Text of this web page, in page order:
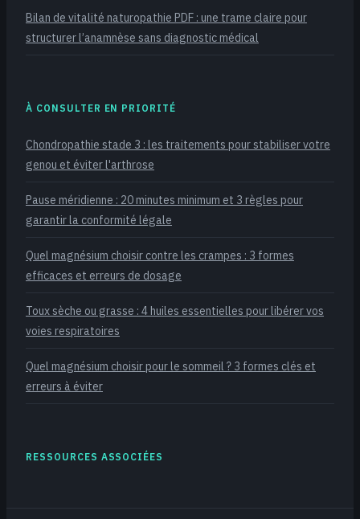
Bilan de vitalité naturopathie PDF : une trame claire pour
structurer l’anamnèse sans diagnostic médical
À CONSULTER EN PRIORITÉ
Chondropathie stade 3 : les traitements pour stabiliser votre
genou et éviter l'arthrose
Pause méridienne : 20 minutes minimum et 3 règles pour
garantir la conformité légale
Quel magnésium choisir contre les crampes : 3 formes
efficaces et erreurs de dosage
Toux sèche ou grasse : 4 huiles essentielles pour libérer vos
voies respiratoires
Quel magnésium choisir pour le sommeil ? 3 formes clés et
erreurs à éviter
RESSOURCES ASSOCIÉES